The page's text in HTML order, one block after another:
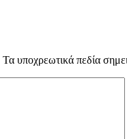
Τα υποχρεωτικά πεδία